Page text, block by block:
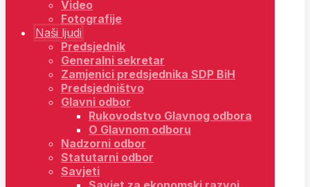
Video
Fotografije
Naši ljudi
Predsjednik
Generalni sekretar
Zamjenici predsjednika SDP BiH
Predsjedništvo
Glavni odbor
Rukovodstvo Glavnog odbora
O Glavnom odboru
Nadzorni odbor
Statutarni odbor
Savjeti